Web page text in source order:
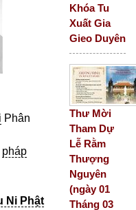
Phân
pháp
Ni Phật
Khóa Tu
Xuất Gia
Gieo Duyên
Thư Mời
Tham Dự
Lễ Rằm
Thượng
Nguyên
(ngày 01
Tháng 03